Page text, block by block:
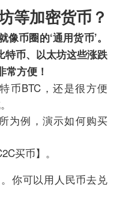
等加密货币？
币圈的‘通用货币’。
特币、以太坊这些涨跌
常方便！
币BTC，还是很方便
为例，演示如何购买
买币】。
你可以用人民币去兑